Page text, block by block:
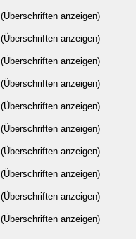
(Überschriften anzeigen)
(Überschriften anzeigen)
(Überschriften anzeigen)
(Überschriften anzeigen)
(Überschriften anzeigen)
(Überschriften anzeigen)
(Überschriften anzeigen)
(Überschriften anzeigen)
(Überschriften anzeigen)
(Überschriften anzeigen)